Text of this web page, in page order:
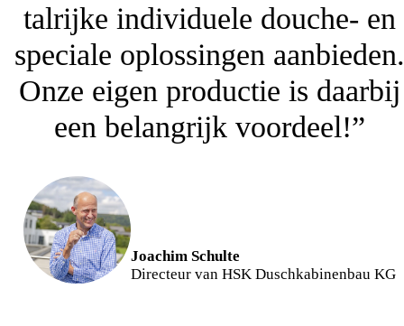
talrijke individuele douche- en
speciale oplossingen aanbieden.
Onze eigen productie is daarbij
een belangrijk voordeel!”
Joachim Schulte
Directeur van HSK Duschkabinenbau KG